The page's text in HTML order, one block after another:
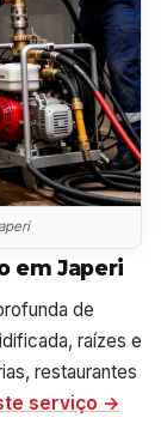
em Japeri
de
raízes e
restaurantes
serviço →